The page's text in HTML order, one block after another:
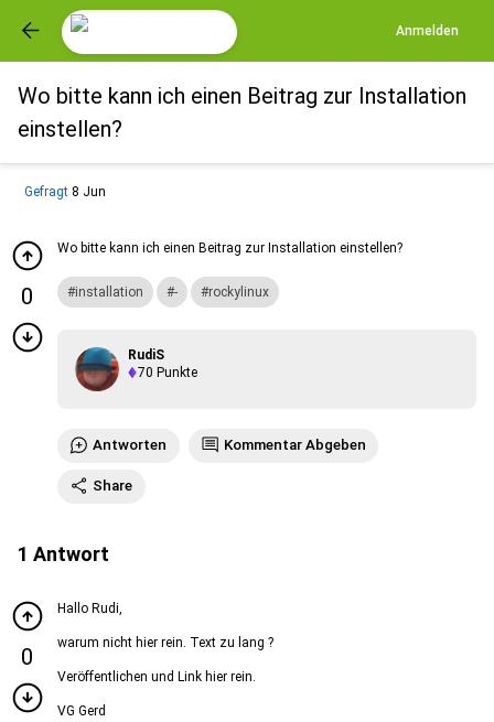
Anmelden
Wo bitte kann ich einen Beitrag zur Installation
einstellen?
Gefragt 8 Jun
0
Wo bitte kann ich einen Beitrag zur Installation einstellen?
installation - rockylinux
RudiS
70 Punkte
Antworten Kommentar Abgeben
Share
1 Antwort
0
Hallo Rudi,
warum nicht hier rein. Text zu lang ?
Veröffentlichen und Link hier rein.
VG Gerd